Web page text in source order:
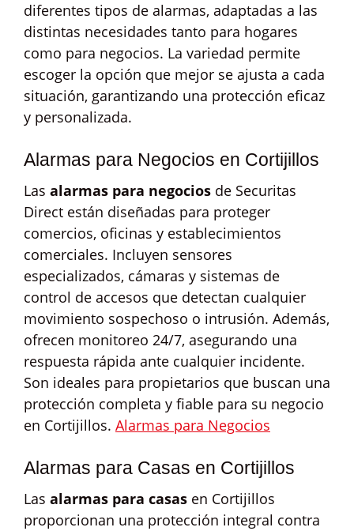
diferentes tipos de alarmas, adaptadas a las
distintas necesidades tanto para hogares
como para negocios. La variedad permite
escoger la opción que mejor se ajusta a cada
situación, garantizando una protección eficaz
y personalizada.
Alarmas para Negocios en Cortijillos
Las alarmas para negocios de Securitas
Direct están diseñadas para proteger
comercios, oficinas y establecimientos
comerciales. Incluyen sensores
especializados, cámaras y sistemas de
control de accesos que detectan cualquier
movimiento sospechoso o intrusión. Además,
ofrecen monitoreo 24/7, asegurando una
respuesta rápida ante cualquier incidente.
Son ideales para propietarios que buscan una
protección completa y fiable para su negocio
en Cortijillos. Alarmas para Negocios
Alarmas para Casas en Cortijillos
Las alarmas para casas en Cortijillos
proporcionan una protección integral contra